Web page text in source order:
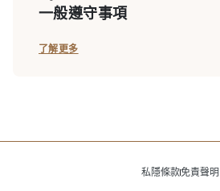
一般遵守事項
了解更多
私隱條款免責聲明